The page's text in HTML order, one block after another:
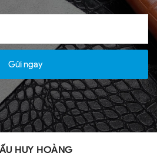
Gửi ngay
HUY HOÀNG